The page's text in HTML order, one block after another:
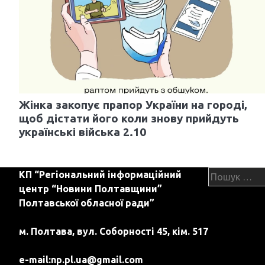
з
а
и
с
Жінка закопує прапор України на городі,
щоб дістати його коли знову прийдуть
українські війська 2.10
КП “Регіональний інформаційний
центр “Новини Полтавщини”
Полтавської обласної ради”
м. Полтава, вул. Соборності 45, кім. 517
e-mail:np.pl.ua@gmail.com
Пошук: